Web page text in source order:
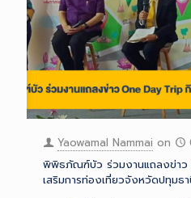
Yaowamal Nammai on
พิพิธภัณฑ์บัว ร่วมงานแถลงข่าว
เสริมการท่องเที่ยวจังหวัดปทุมธ